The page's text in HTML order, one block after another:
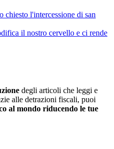
chiesto l'intercessione di san
il nostro cervello e ci rende
degli articoli che leggi e
alle detrazioni fiscali, puoi
al mondo riducendo le tue